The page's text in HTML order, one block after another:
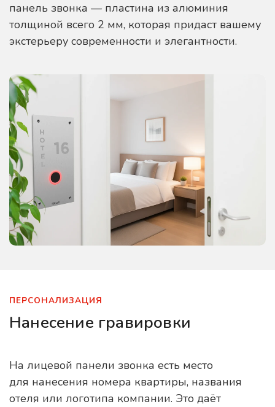
панель звонка — пластина из алюминия
толщиной всего 2 мм, которая придаст вашему
экстерьеру современности и элегантности.
ПЕРСОНАЛИЗАЦИЯ
Нанесение гравировки
На лицевой панели звонка есть место
для нанесения номера квартиры, названия
отеля или логотипа компании. Это даёт